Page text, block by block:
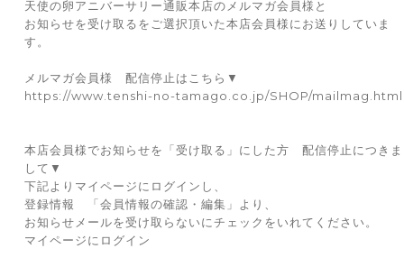
天使の卵アニバーサリー通販本店のメルマガ会員様と
お知らせを受け取るをご選択頂いた本店会員様にお送りしていま
す。
メルマガ会員様 配信停止はこちら▼
https://www.tenshi-no-tamago.co.jp/SHOP/mailmag.html
本店会員様でお知らせを「受け取る」にした方 配信停止につきま
して▼
下記よりマイページにログインし、
登録情報 「会員情報の確認・編集」より、
お知らせメールを受け取らないにチェックをいれてください。
マイページにログイン